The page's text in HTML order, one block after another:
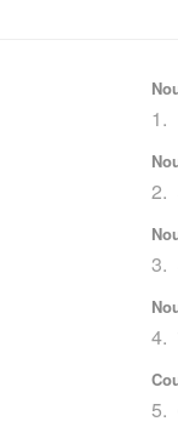
1.
2.
3.
4.
5.